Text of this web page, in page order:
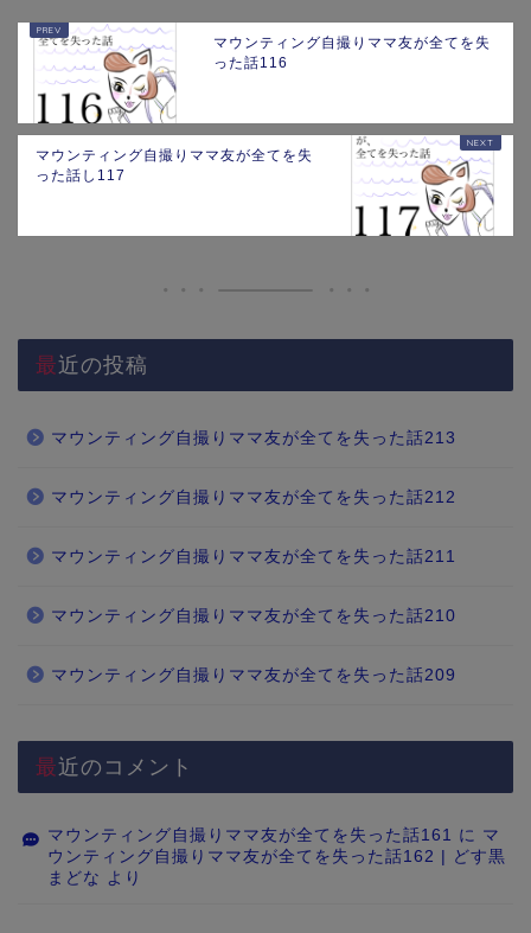
マウンティング自撮りママ友が全てを失
った話116
マウンティング自撮りママ友が全てを失
った話し117
最近の投稿
マウンティング自撮りママ友が全てを失った話213
マウンティング自撮りママ友が全てを失った話212
マウンティング自撮りママ友が全てを失った話211
マウンティング自撮りママ友が全てを失った話210
マウンティング自撮りママ友が全てを失った話209
最近のコメント
マウンティング自撮りママ友が全てを失った話161 に マ
ウンティング自撮りママ友が全てを失った話162 | どす黒
まどな より